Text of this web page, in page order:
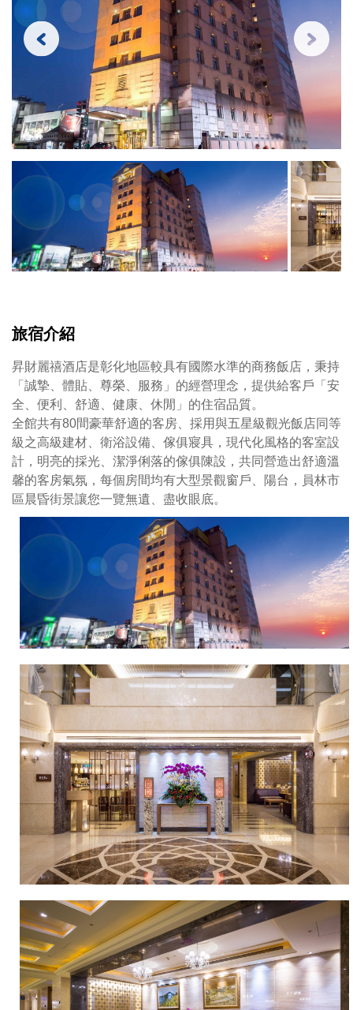
旅宿介紹
昇財麗禧酒店是彰化地區較具有國際水準的商務飯店，秉持
「誠摯、體貼、尊榮、服務」的經營理念，提供給客戶「安
全、便利、舒適、健康、休閒」的住宿品質。
全館共有80間豪華舒適的客房、採用與五星級觀光飯店同等
級之高級建材、衛浴設備、傢俱寢具，現代化風格的客室設
計，明亮的採光、潔淨俐落的傢俱陳設，共同營造出舒適溫
馨的客房氣氛，每個房間均有大型景觀窗戶、陽台，員林市
區晨昏街景讓您一覽無遺、盡收眼底。